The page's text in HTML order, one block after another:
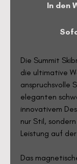
In den
Die Summit
die ultimative
anspruchsvolle
eleganten
innovativem
nur Stil,
Leistung auf
Das